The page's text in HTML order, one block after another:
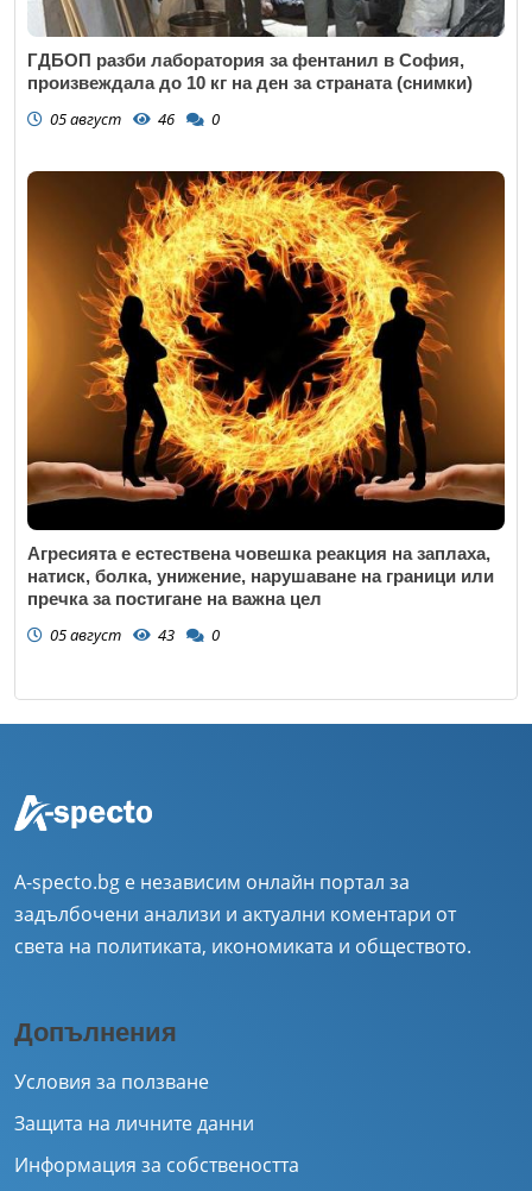
ГДБОП разби лаборатория за фентанил в София,
произвеждала до 10 кг на ден за страната (снимки)
05 август 46 0
Агресията е естествена човешка реакция на заплаха,
натиск, болка, унижение, нарушаване на граници или
пречка за постигане на важна цел
05 август 43 0
A-specto.bg е независим онлайн портал за
задълбочени анализи и актуални коментари от
света на политиката, икономиката и обществото.
Допълнения
Условия за ползване
Защита на личните данни
Информация за собствеността